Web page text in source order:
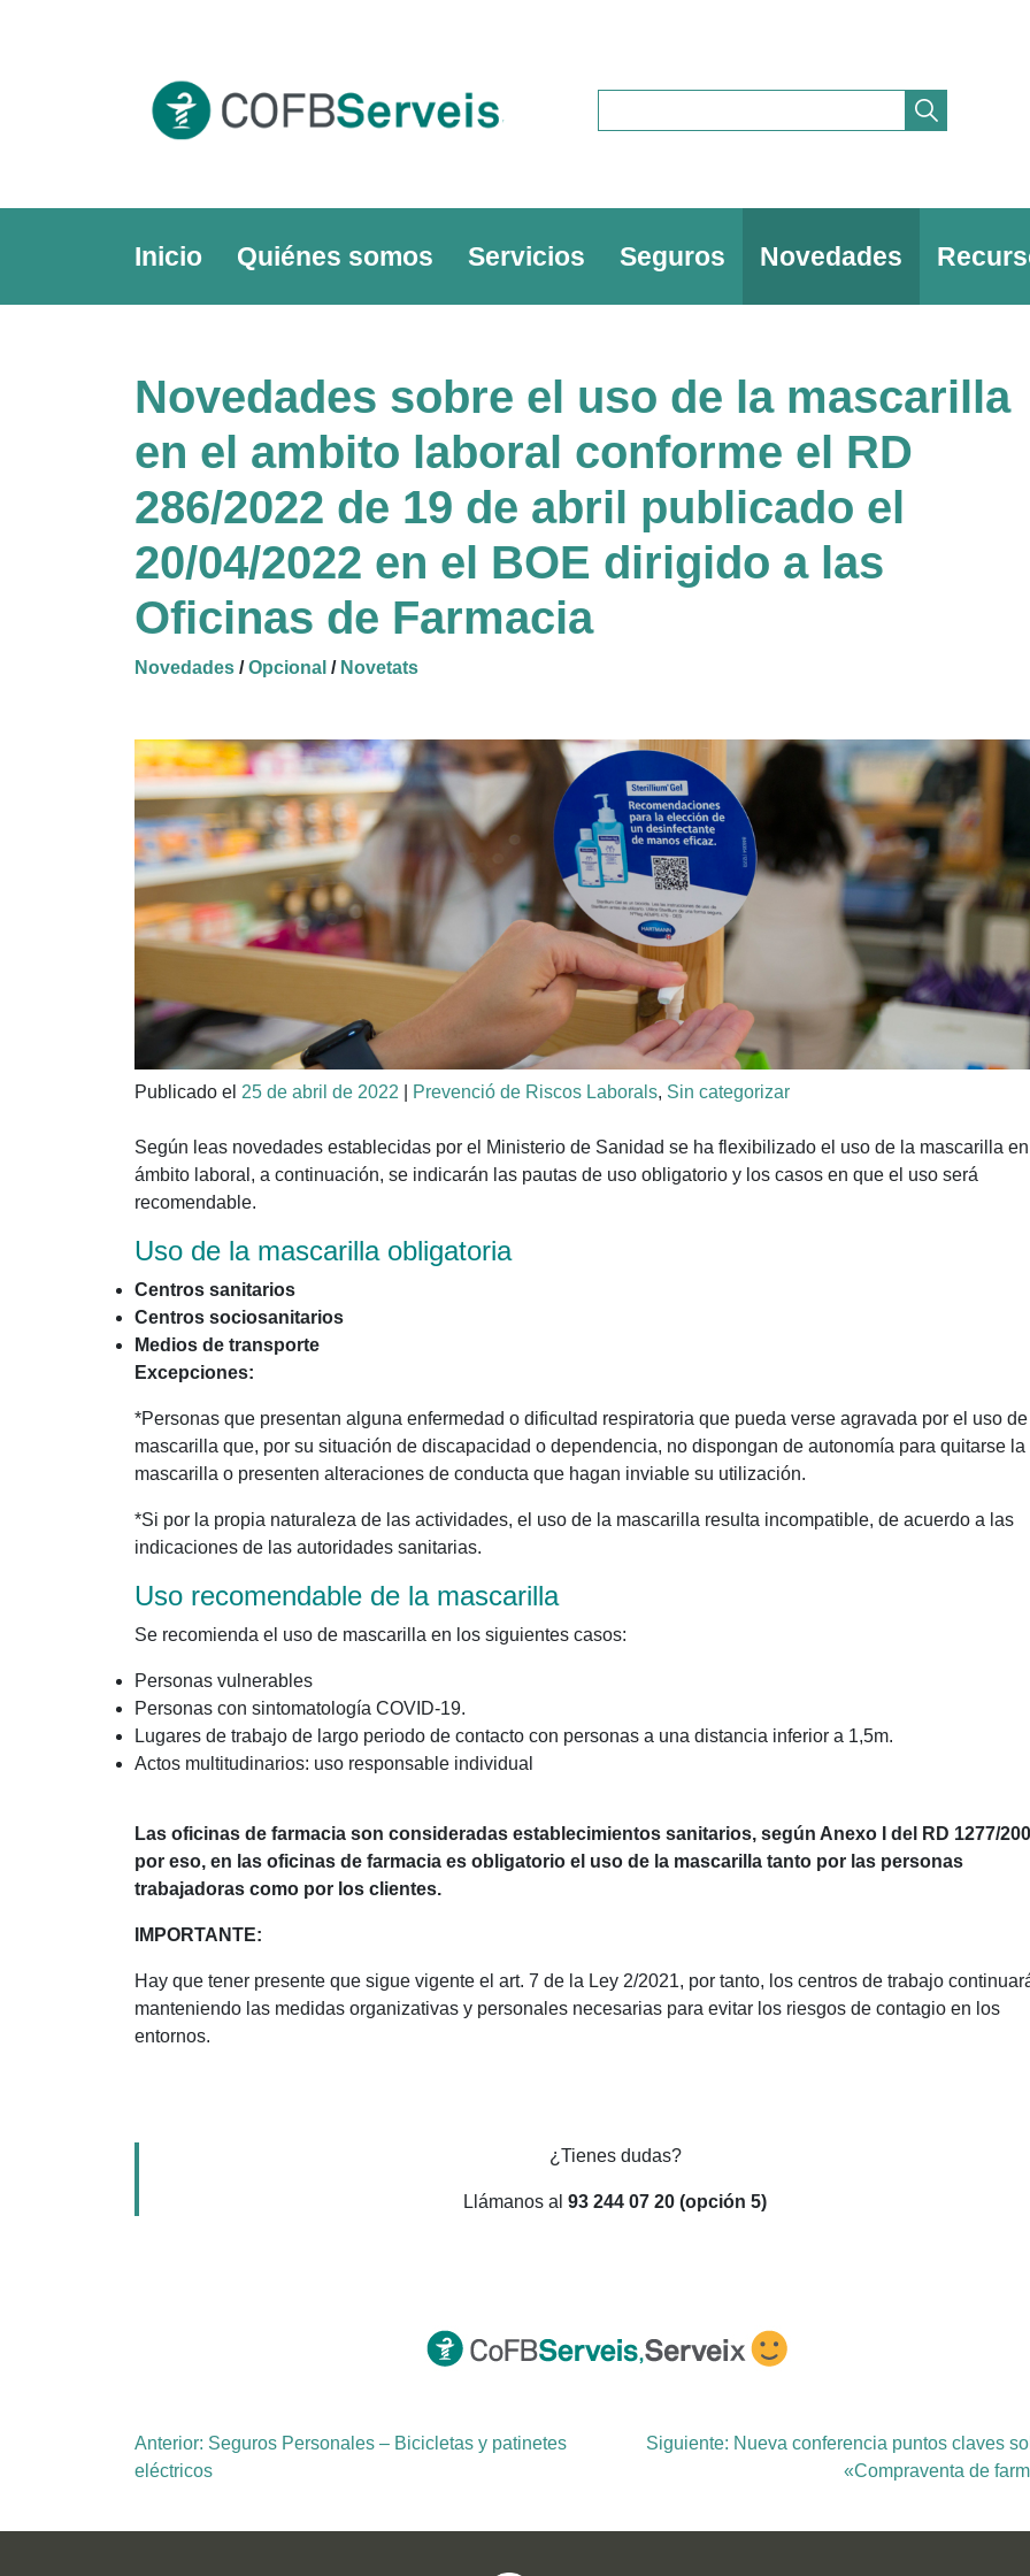
Inicio Quiénes somos Servicios Seguros Novedades
Novedades sobre el uso de la mascarilla
en el ambito laboral conforme el RD
286/2022 de 19 de abril publicado el
20/04/2022 en el BOE dirigido a las
Oficinas de Farmacia
Novedades /Opcional / Novetats
Publicado el 25 de abril de 2022 Prevenció de Riscos Laborals, Sin categorizar
Según leas novedades establecidas por el Ministerio de Sanidad se ha flexibilizado el uso de la mascarilla en
ámbito laboral, a continuación, se indicarán las pautas de uso obligatorio y los casos en que el uso será
recomendable.
Uso de la mascarilla obligatoria
Centros sanitarios
Centros sociosanitarios
Medios de transporte
Excepciones:
*Personas que presentan alguna enfermedad o dificultad respiratoria que pueda verse agravada por el uso
mascarilla que, por su situación de discapacidad o dependencia, no dispongan de autonomía para quitarse la
mascarilla o presenten alteraciones de conducta que hagan inviable su utilización.
*Si por la propia naturaleza de las actividades, el uso de la mascarilla resulta incompatible, de acuerdo a las
indicaciones de las autoridades sanitarias.
Uso recomendable de la mascarilla
Se recomienda el uso de mascarilla en los siguientes casos:
Personas vulnerables
Personas con sintomatología COVID-19.
Lugares de trabajo de largo periodo de contacto con personas a una distancia inferior a 1,5m.
Actos multitudinarios: uso responsable individual
Las oficinas de farmacia son consideradas establecimientos sanitarios, según Anexo I del RD 1277/
por eso, en las oficinas de farmacia es obligatorio el uso de la mascarilla tanto por las personas
trabajadoras como por los clientes.
IMPORTANTE:
Hay que tener presente que sigue vigente el art. 7 de la Ley 2/2021, por tanto, los centros de trabajo
manteniendo las medidas organizativas y personales necesarias para evitar los riesgos de contagio en los
entornos.
¿Tienes dudas?
Llámanos al93 244 07 20 (opción 5)
Navegación
Anterior: Seguros Personales – Bicicletas y patinetes
eléctricos
Siguiente: Nueva conferencia puntos claves
«Compraventa de